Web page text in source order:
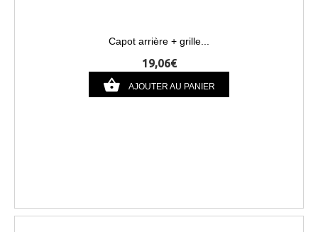
Capot arrière + grille...
19,06€
AJOUTER AU PANIER